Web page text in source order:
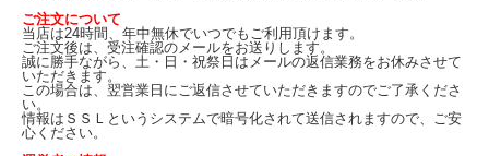
ご注文について
当店は24時間、年中無休でいつでもご利用頂けます。
ご注文後は、受注確認のメールをお送りします。
誠に勝手ながら、土・日・祝祭日はメールの返信業務をお休みさせて
いただきます。
この場合は、翌営業日にご返信させていただきますのでご了承くださ
い。
情報はＳＳＬというシステムで暗号化されて送信されますので、ご安
心ください。